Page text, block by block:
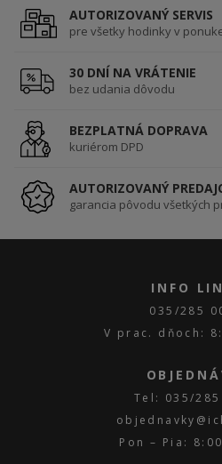
AUTORIZOVANÝ SERVIS
pre všetky hodinky v
30 DNÍ NA VRÁTENIE
bez udania dôvodu
BEZPLATNÁ DOPRAVA
kuriérom DPD
AUTORIZOVANÝ
garancia pôvodu všetkých
INFO
035/285
V prac. dňoch:
Tel: 035/
Pon – Pia: